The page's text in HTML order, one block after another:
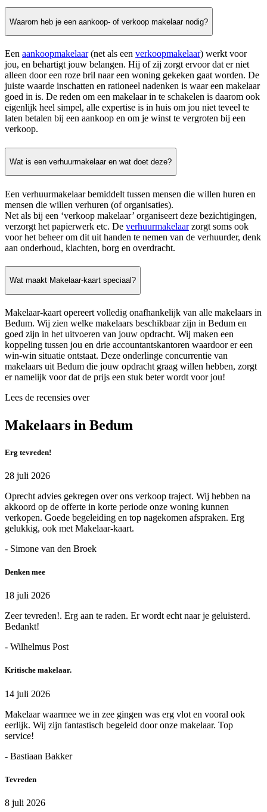
Waarom heb je een aankoop- of verkoop makelaar nodig?
Een aankoopmakelaar(net als een verkoopmakelaar) werkt voor
jou, en behartigt jouw belangen. Hij of zij zorgt ervoor dat er niet
alleen door een roze bril naar een woning gekeken gaat worden. De
juiste waarde inschatten en rationeel nadenken is waar een makelaar
goed in is. De reden om een makelaar in te schakelen is daarom ook
eigenlijk heel simpel, alle expertise is in huis om jou niet teveel te
laten betalen bij een aankoop en om je winst te vergroten bij een
verkoop.
Wat is een verhuurmakelaar en wat doet deze?
Een verhuurmakelaar bemiddelt tussen mensen die willen huren en
mensen die willen verhuren (of organisaties).
Net als bij een ‘verkoop makelaar’ organiseert deze bezichtigingen,
verzorgt het papierwerk etc. De verhuurmakelaarzorgt soms ook
voor het beheer om dit uit handen te nemen van de verhuurder, denk
aan onderhoud, klachten, borg en overdracht.
Wat maakt Makelaar-kaart speciaal?
Makelaar-kaart opereert volledig onafhankelijk van alle makelaars in
Bedum. Wij zien welke makelaars beschikbaar zijn in Bedum en
goed zijn in het uitvoeren van jouw opdracht. Wij maken een
koppeling tussen jou en drie accountantskantoren waardoor er een
win-win situatie ontstaat. Deze onderlinge concurrentie van
makelaars uit Bedum die jouw opdracht graag willen hebben, zorgt
er namelijk voor dat de prijs een stuk beter wordt voor jou!
Lees de recensies over
Makelaars in Bedum
Erg tevreden!
28 juli 2026
Oprecht advies gekregen over ons verkoop traject. Wij hebben na
akkoord op de offerte in korte periode onze woning kunnen
verkopen. Goede begeleiding en top nagekomen afspraken. Erg
gelukkig, ook met Makelaar-kaart.
- Simone van den Broek
Denken mee
18 juli 2026
Zeer tevreden!. Erg aan te raden. Er wordt echt naar je geluisterd.
Bedankt!
- Wilhelmus Post
Kritische makelaar.
14 juli 2026
Makelaar waarmee we in zee gingen was erg vlot en vooral ook
eerlijk. Wij zijn fantastisch begeleid door onze makelaar. Top
service!
- Bastiaan Bakker
Tevreden
8 juli 2026